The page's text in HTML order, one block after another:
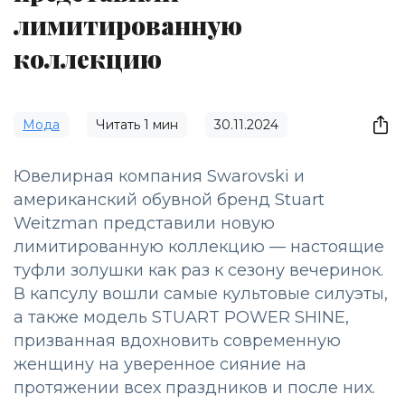
лимитированную
коллекцию
Мода Читать 1 мин 30.11.2024
Ювелирная компания Swarovski и
американский обувной бренд Stuart
Weitzman представили новую
лимитированную коллекцию — настоящие
туфли золушки как раз к сезону вечеринок.
В капсулу вошли самые культовые силуэты,
а также модель STUART POWER SHINE,
призванная вдохновить современную
женщину на уверенное сияние на
протяжении всех праздников и после них.